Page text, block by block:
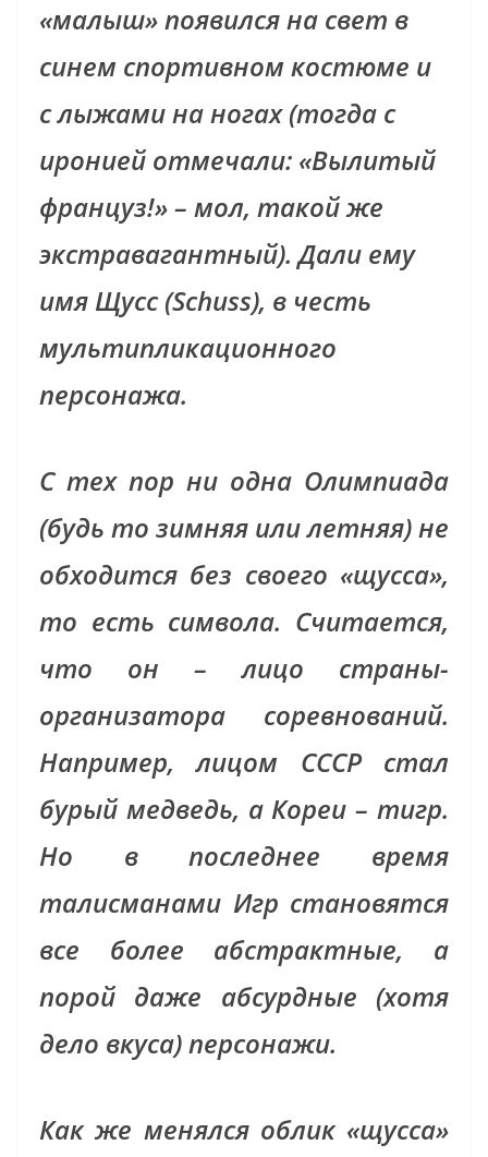
«малыш» появился на свет в
синем спортивном костюме и
с лыжами на ногах (тогда с
иронией отмечали: «Вылитый
француз!» – мол, такой же
экстравагантный). Дали ему
имя Щусс (Schuss), в честь
мультипликационного
персонажа.
С тех пор ни одна Олимпиада
(будь то зимняя или летняя) не
обходится без своего «щусса»,
то есть символа. Считается,
что он – лицо страны-
организатора соревнований.
Например, лицом СССР стал
бурый медведь, а Кореи – тигр.
Но в последнее время
талисманами Игр становятся
все более абстрактные, а
порой даже абсурдные (хотя
дело вкуса) персонажи.
Как же менялся облик «щусса»